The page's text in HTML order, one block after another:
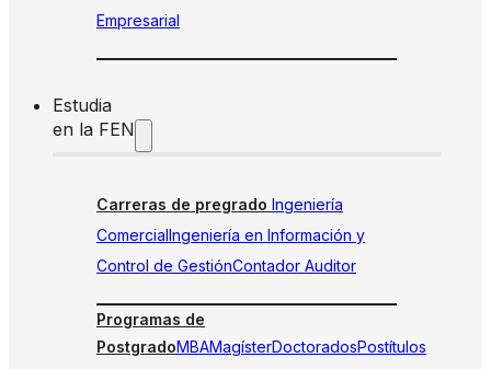
Empresarial
Estudia
en la FEN
Carreras de pregrado Ingeniería
ComercialIngeniería en Información y
Control de GestiónContador Auditor
Programas de
PostgradoMBAMagísterDoctoradosPostítulos